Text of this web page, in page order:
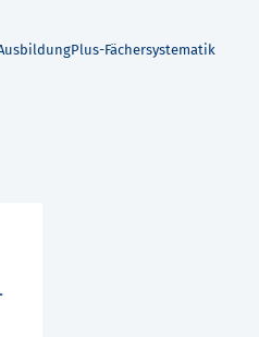
Fächersystematik